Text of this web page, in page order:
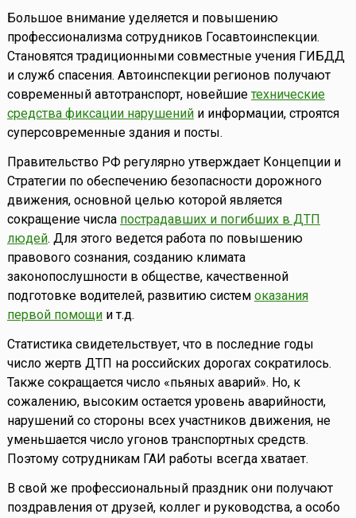
Большое внимание уделяется и повышению
профессионализма сотрудников Госавтоинспекции.
Становятся традиционными совместные учения ГИБДД
и служб спасения. Автоинспекции регионов получают
современный автотранспорт, новейшие технические
средства фиксации нарушенийи информации, строятся
суперсовременные здания и посты.
Правительство РФ регулярно утверждает Концепции и
Стратегии по обеспечению безопасности дорожного
движения, основной целью которой является
сокращение числа пострадавших и погибших в ДТП
людей. Для этого ведется работа по повышению
правового сознания, созданию климата
законопослушности в обществе, качественной
подготовке водителей, развитию систем оказания
первой помощии т.д.
Статистика свидетельствует, что в последние годы
число жертв ДТП на российских дорогах сократилось.
Также сокращается число «пьяных аварий». Но, к
сожалению, высоким остается уровень аварийности,
нарушений со стороны всех участников движения, не
уменьшается число угонов транспортных средств.
Поэтому сотрудникам ГАИ работы всегда хватает.
В свой же профессиональный праздник они получают
поздравления от друзей, коллег и руководства, а особо